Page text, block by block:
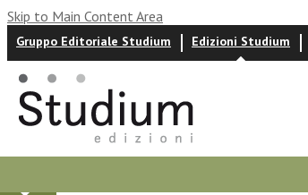
Skip to Main Content Area
Gruppo Editoriale Studium Edizioni Studium